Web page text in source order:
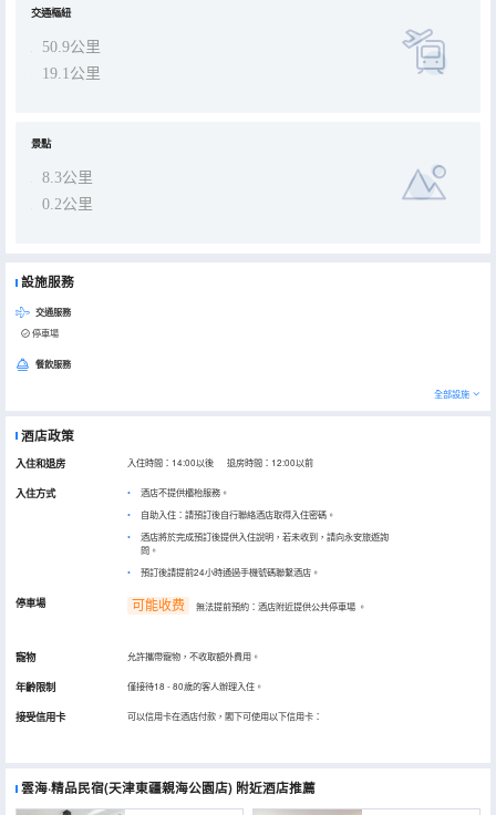
交通樞紐
50.9公里
19.1公里
景點
8.3公里
0.2公里
設施服務
交通服務
停車場
餐飲服務
全部設施
酒店政策
入住和退房 入住時間：14:00以後 退房時間：12:00以前
入住方式
酒店不提供櫃枱服務。
自助入住：請預訂後自行聯絡酒店取得入住密碼。
酒店將於完成預訂後提供入住說明，若未收到，請向永安旅遊詢
問。
預訂後請提前24小時通過手機號碼聯繫酒店。
停車場 可能收费 無法提前預約：酒店附近提供公共停車場 。
寵物 允許攜帶寵物，不收取額外費用。
年齡限制 僅接待18 - 80歲的客人辦理入住。
接受信用卡 可以信用卡在酒店付款，閣下可使用以下信用卡：
雲海·精品民宿(天津東疆親海公園店) 附近酒店推薦